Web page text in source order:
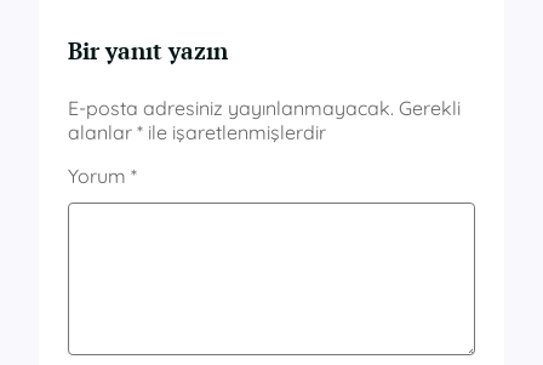
Bir yanıt yazın
E-posta adresiniz yayınlanmayacak. Gerekli
alanlar * ile işaretlenmişlerdir
Yorum *